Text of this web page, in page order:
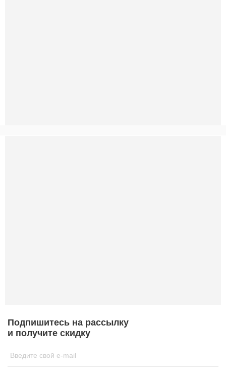
Подпишитесь на рассылку
и получите скидку
Введите свой e-mail